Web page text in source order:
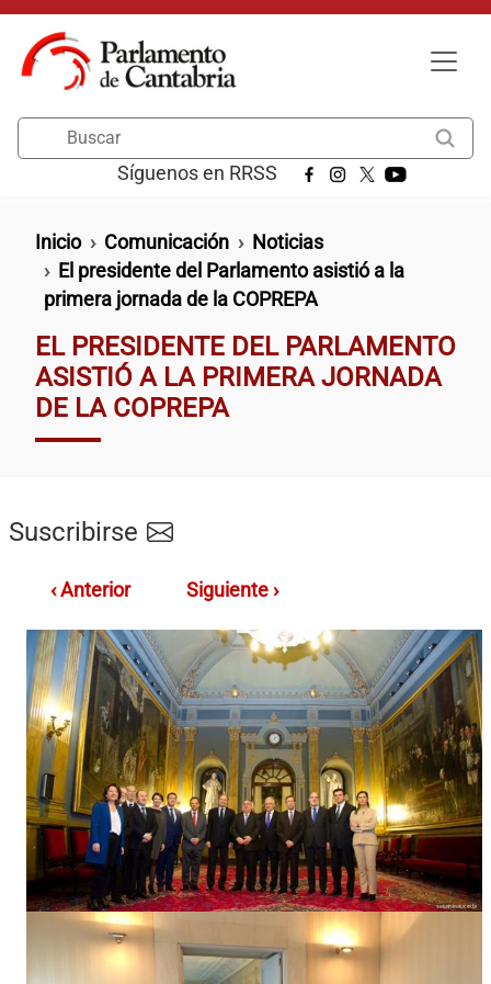
Pasar al contenido principal
Síguenos en RRSS
Ruta de navegación
Inicio Comunicación
Noticias
El presidente del Parlamento asistió a la
primera jornada de la COPREPA
EL PRESIDENTE DEL PARLAMENTO
ASISTIÓ A LA PRIMERA JORNADA
DE LA COPREPA
Suscribirse
‹ Anterior Siguiente ›